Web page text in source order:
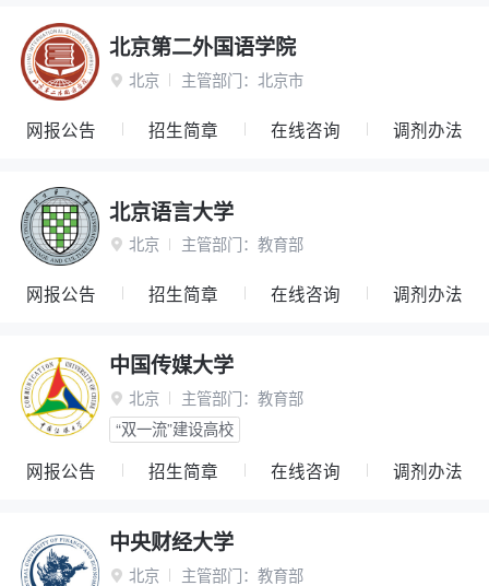
北京第二外国语学院
 北京 主管部门： 北京市
网报公告 招生简章 在线咨询 调剂办法
北京语言大学
 北京 主管部门： 教育部
网报公告 招生简章 在线咨询 调剂办法
中国传媒大学
 北京 主管部门： 教育部
“双一流”建设高校
网报公告 招生简章 在线咨询 调剂办法
中央财经大学
 北京 主管部门： 教育部